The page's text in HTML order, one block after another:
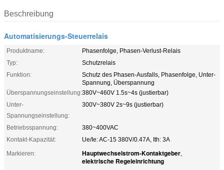
Beschreibung
Automatisierungs-Steuerrelais
Produktname:
Phasenfolge, Phasen-Verlust-Relais
Typ:
Schutzrelais
Funktion:
Schutz des Phasen-Ausfalls, Phasenfolge, Unter-
Spannung, Überspannung
Überspannungseinstellung:380V~460V 1.5s~4s (justierbar)
Unter-
Spannungseinstellung:
300V~380V 2s~9s (justierbar)
Betriebsspannung:
380~400VAC
Kontakt-Kapazität:
Ue/Ie: AC-15 380V/0.47A, Ith: 3A
Markieren:
Hauptwechselstrom-Kontaktgeber,
elektrische Regeleinrichtung